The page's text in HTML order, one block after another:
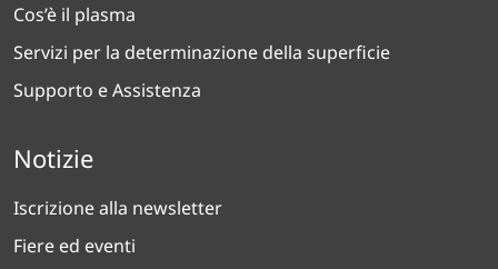
Cos’è il plasma
Servizi per la determinazione della superficie
Supporto e Assistenza
Notizie
Iscrizione alla newsletter
Fiere ed eventi